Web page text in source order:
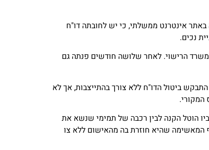
הגב' תמימי שגילתה יום אחד, במרץ 22', בעת שבדקה את ענייניה באתר אינטרנט ממשלתי, כי יש לחובתה דו"ח
מאחר והוא נמסר לפירוק וצירפה תדפיס ממשרד הרישוי. לאחר שלושה חודשים פנתה גם
התביעות הרלוונטית מכתב ובו התבקש ביטול הדו"ח ללא צורך בהתייצבות, אך לא
הוטל הקנה לבין רכבה של תמימי שנשא את
לבחון את המסמכים ודחתה את תשובה פעם אחר פעם, עד שבינואר 24' הודיעה לבסוף המאשימה שהיא חוזרת בה מהאישום ללא צו